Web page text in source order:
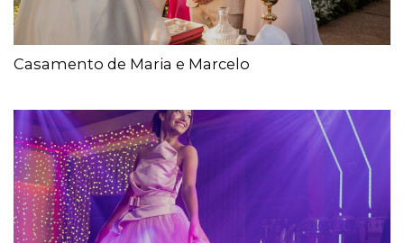
Casamento de Maria e Marcelo